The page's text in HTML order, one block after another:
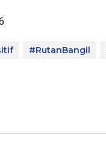
#RutanBangil